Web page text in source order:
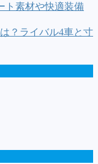
ト素材や快適装備
？ライバル4車と寸